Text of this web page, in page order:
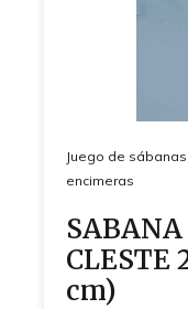
Juego de sábanas
encimeras
CLESTE
cm)